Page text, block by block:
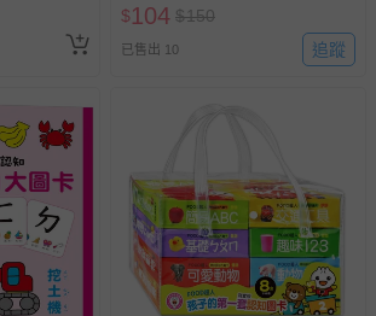
$104 $150
已售出 10 追蹤